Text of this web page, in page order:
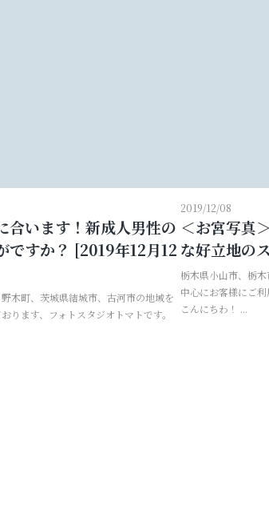
合います！新成人男性の
ですか？ [2019年12月12
木町、茨城県結城市、古河市の地域を
ります、フォトスタジオトマトです。
2019/12/08
＜お宮写真
な好立地の
栃木県小山市、栃
中心にお客様にご利
こんにちわ！ ...